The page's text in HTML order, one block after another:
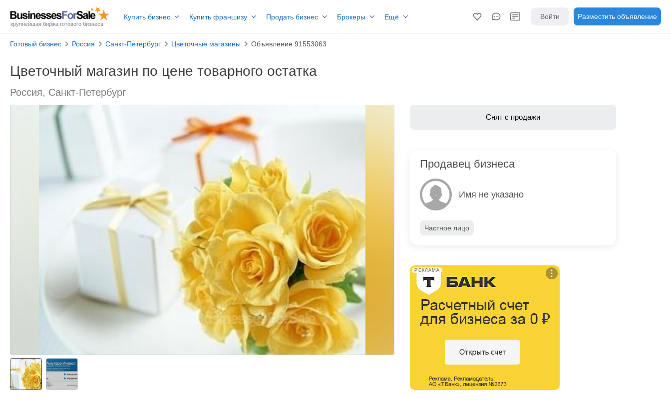
крупнейшая биржа готового бизнеса
Купить бизнес Купить франшизу Продать бизнес Брокеры Ещё Войти Разместить объявление
Готовый бизнес Россия Санкт-Петербург Цветочные магазины Объявление 91553063
Цветочный магазин по цене товарного остатка
Россия, Санкт-Петербург
Снят с продажи
Продавец бизнеса
Имя не указано
Частное лицо
РЕКЛАМА